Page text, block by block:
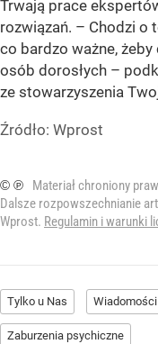
Trwają prace
rozwiązań. – Chodzi o
co bardzo ważne,
osób dorosłych –
ze stowarzyszenia
Źródło: Wprost
© ℗
Materiał chroniony
Dalsze rozpowszechnianie
Wprost. Regulamin i warunki
Tylko u Nas Wiadomości
Zaburzenia psychiczne